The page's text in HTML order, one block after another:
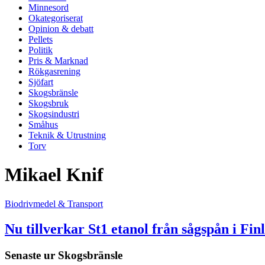
Minnesord
Okategoriserat
Opinion & debatt
Pellets
Politik
Pris & Marknad
Rökgasrening
Sjöfart
Skogsbränsle
Skogsbruk
Skogsindustri
Småhus
Teknik & Utrustning
Torv
Mikael Knif
Biodrivmedel & Transport
Nu tillverkar St1 etanol från sågspån i
Senaste ur Skogsbränsle